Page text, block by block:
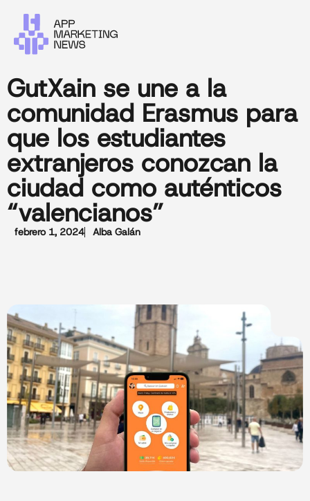
GutXain se une a la
comunidad Erasmus para
que los estudiantes
extranjeros conozcan la
ciudad como auténticos
“valencianos”
febrero 1, 2024 Alba Galán